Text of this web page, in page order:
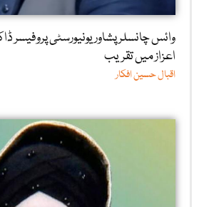
وائس چانسلر پشاور یونیورسٹی پروفیسر
اعزاز میں تقریب
اقبال حسین افکار